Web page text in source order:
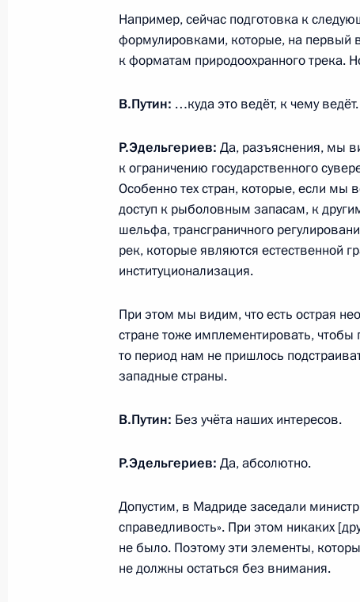
5 ноября 2025 года, среда
5 ноября 2025 года, 19:40 Москва, Кремль
Совещание с постоянными членами
5 ноября 2025 года, 16:50 Москва, Кремль
5 ноября 2025 года, 09:00 Москва, Кремль
1 ноября 2025 года, суббота
Встреча с помощником Президента
31 октября 2025 года, пятница
Совещание с постоянными членами
Например, сейчас подготовка к
формулировками, которые, на первый
к форматам природоохранного трека.
В.Путин: …куда это ведёт, к чему ведёт.
Р.Эдельгериев: Да, разъяснения, мы
к ограничению государственного
Особенно тех стран, которые, если
доступ к рыболовным запасам, к
шельфа, трансграничного
рек, которые являются естественной
институционализация.
При этом мы видим, что есть острая
стране тоже имплементировать,
то период нам не пришлось
западные страны.
В.Путин: Без учёта наших интересов.
Р.Эдельгериев: Да, абсолютно.
Допустим, в Мадриде заседали
справедливость». При этом никаких
не было. Поэтому эти элементы,
не должны остаться без внимания.